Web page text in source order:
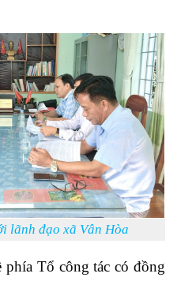
lãnh đạo xã Vân Hòa
Tổ công tác có đồng